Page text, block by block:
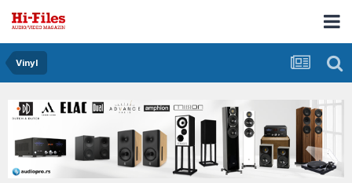
Vinyl